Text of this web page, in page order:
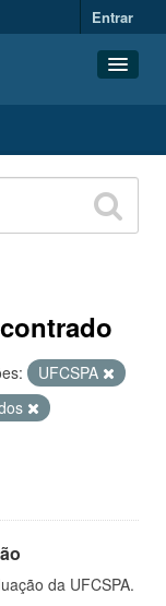
Entrar
UFCSPA
da UFCSPA.